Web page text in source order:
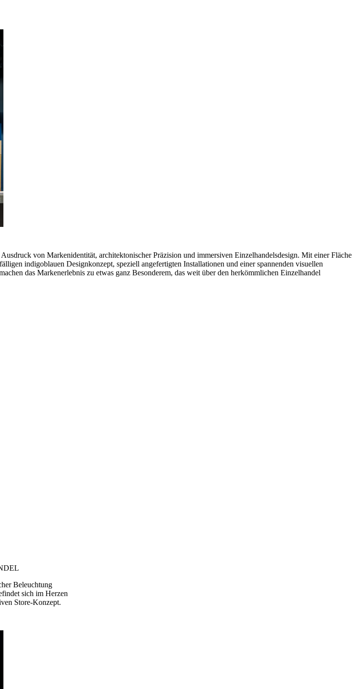
von Markenidentität, architektonischer Präzision und immersiven Einzelhandelsdesign. Mit einer Fläche
indigoblauen Designkonzept, speziell angefertigten Installationen und einer spannenden visuellen
das Markenerlebnis zu etwas ganz Besonderem, das weit über den herkömmlichen Einzelhandel
Beleuchtung
sich im Herzen
Store-Konzept.